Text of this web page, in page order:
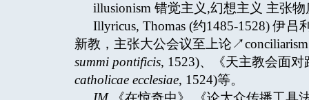
illusionism 错觉主义,幻想主义 主张
Illyricus, Thomas (约1485-1528) 伊
新教，主张大公会议至上论
summi pontificis, 1523)、《天主教会面
catholicae ecclesiae, 1524)等。